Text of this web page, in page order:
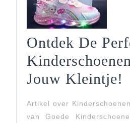
Ontdek De
Jouw Kleintje!
Artikel over
van Goede